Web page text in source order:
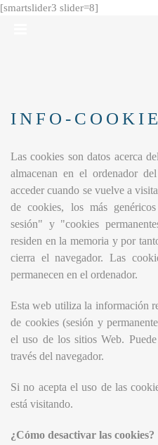
Skip
[smartslider3 slider=8]
INFO-
Las cookies son datos acerca
almacenan en el ordenador
acceder cuando se vuelve a
de cookies, los más
sesión" y "cookies
residen en la memoria y por
cierra el navegador. Las
permanecen en el ordenador.
Esta web utiliza la información
de cookies (sesión y
el uso de los sitios Web.
través del navegador.
Si no acepta el uso de las
está visitando.
¿Cómo desactivar las cookies?